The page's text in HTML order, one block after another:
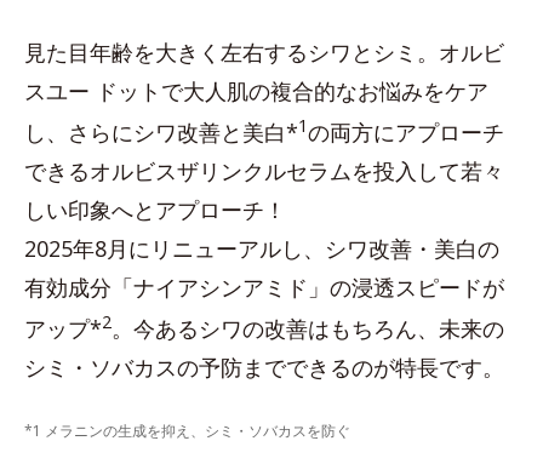
見た目年齢を大きく左右するシワとシミ。オルビ
スユー ドットで大人肌の複合的なお悩みをケア
し、さらにシワ改善と美白*1の両方にアプローチ
できるオルビスザリンクルセラムを投入して若々
しい印象へとアプローチ！
2025年8月にリニューアルし、シワ改善・美白の
有効成分「ナイアシンアミド」の浸透スピードが
アップ*2。今あるシワの改善はもちろん、未来の
シミ・ソバカスの予防までできるのが特長です。
*1 メラニンの生成を抑え、シミ・ソバカスを防ぐ